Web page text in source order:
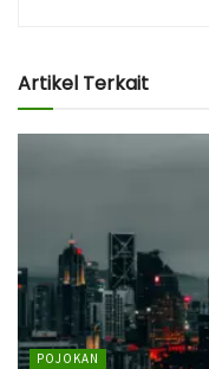
Artikel Terkait
POJOKAN